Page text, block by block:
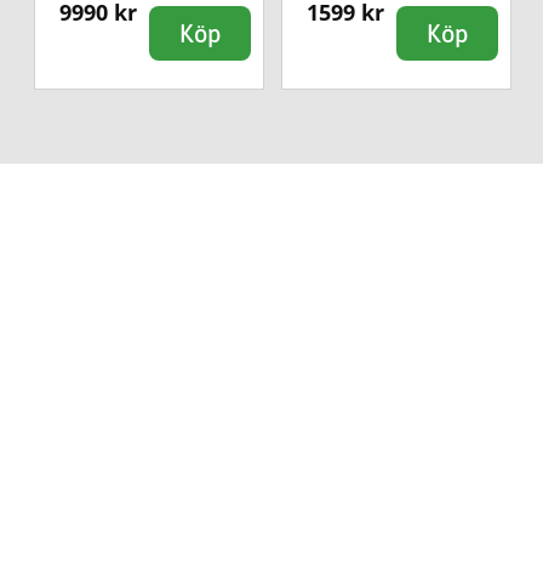
9990 kr
Köp
1599 kr
Köp